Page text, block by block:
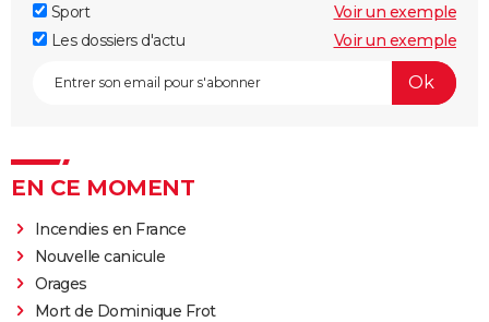
Sport
Voir un exemple
Les dossiers d'actu
Voir un exemple
EN CE MOMENT
Incendies en France
Nouvelle canicule
Orages
Mort de Dominique Frot